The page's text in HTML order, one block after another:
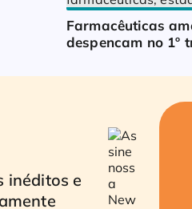
Farmacêuticas
despencam no 1º
inéditos e